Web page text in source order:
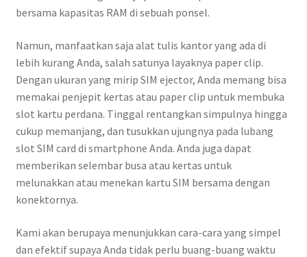
bersama kapasitas RAM di sebuah ponsel.
Namun, manfaatkan saja alat tulis kantor yang ada di
lebih kurang Anda, salah satunya layaknya paper clip.
Dengan ukuran yang mirip SIM ejector, Anda memang bisa
memakai penjepit kertas atau paper clip untuk membuka
slot kartu perdana. Tinggal rentangkan simpulnya hingga
cukup memanjang, dan tusukkan ujungnya pada lubang
slot SIM card di smartphone Anda. Anda juga dapat
memberikan selembar busa atau kertas untuk
melunakkan atau menekan kartu SIM bersama dengan
konektornya.
Kami akan berupaya menunjukkan cara-cara yang simpel
dan efektif supaya Anda tidak perlu buang-buang waktu